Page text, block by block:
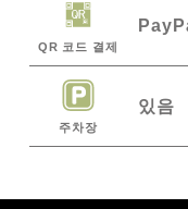
QR 코드 결제
주차장
있음